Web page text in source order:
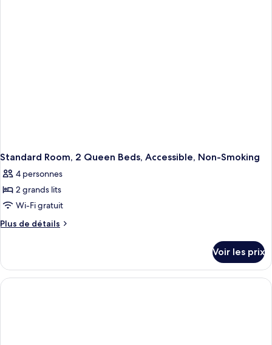
Room-
Standard Room, 2 Queen Beds, Accessible, Non-Smoking
4 personnes
2 grands lits
Wi-Fi gratuit
Plus de détails
Plus
le
type
de
Voir les prix